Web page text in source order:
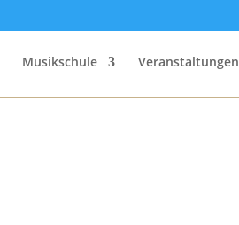
Musikschule Veranstaltungen